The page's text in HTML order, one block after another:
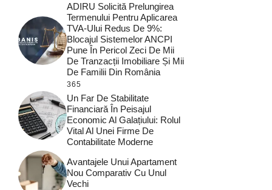
ADIRU Solicită Prelungirea
Termenului Pentru Aplicarea
TVA-Ului Redus De 9%:
Blocajul Sistemelor ANCPI
Pune În Pericol Zeci De Mii
De Tranzacții Imobiliare Și Mii
De Familii Din România
365
Un Far De Stabilitate
Financiară În Peisajul
Economic Al Galațiului: Rolul
Vital Al Unei Firme De
Contabilitate Moderne
Avantajele Unui Apartament
Nou Comparativ Cu Unul
Vechi